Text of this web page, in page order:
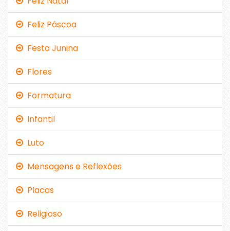
Feliz Páscoa
Festa Junina
Flores
Formatura
Infantil
Luto
Mensagens e Reflexões
Placas
Religioso